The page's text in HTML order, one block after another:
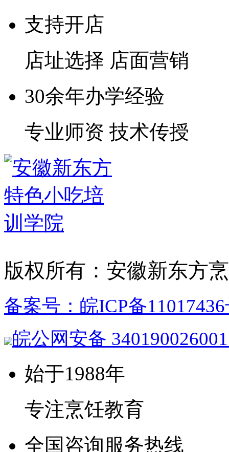
支持开店
店址选择 店面营销
30余年办学经验
专业师资 技术传授
版权所有：安徽新东方
备案号：皖ICP备
皖公网安备
始于1988年
专注烹饪教育
全国咨询服务热线